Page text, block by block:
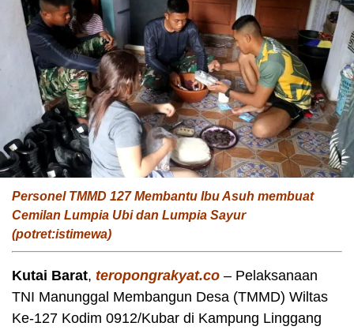
Personel TMMD 127 Membantu Ibu Asuh membuat
Cemilan Lumpia Ubi dan Lumpia Sayur
(potret:istimewa)
Kutai Barat, teropongrakyat.co – Pelaksanaan
TNI Manunggal Membangun Desa (TMMD) Wiltas
Ke-127 Kodim 0912/Kubar di Kampung Linggang